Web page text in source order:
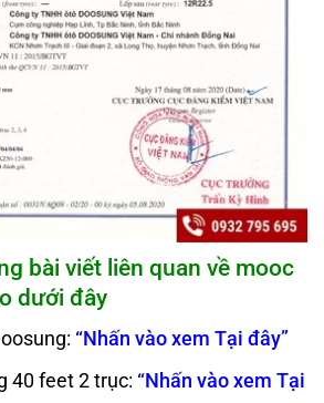
bài viết liên quan về mooc
dưới đây
“Nhấn vào xem Tại đây”
40 feet 2 trục: “Nhấn vào xem Tại